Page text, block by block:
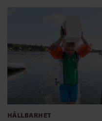
Hållbarhet